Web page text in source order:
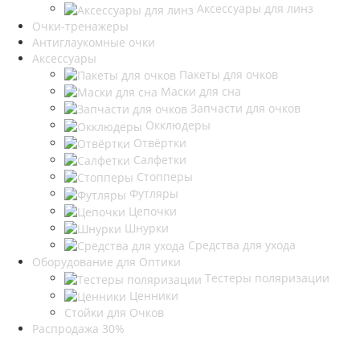
Аксессуары для линз
Очки-тренажеры
Антиглаукомные очки
Аксессуары
Пакеты для очков
Маски для сна
Запчасти для очков
Окклюдеры
Отвёртки
Салфетки
Стопперы
Футляры
Цепочки
Шнурки
Средства для ухода
Оборудование для Оптики
Тестеры поляризации
Ценники
Стойки для Очков
Распродажа 30%